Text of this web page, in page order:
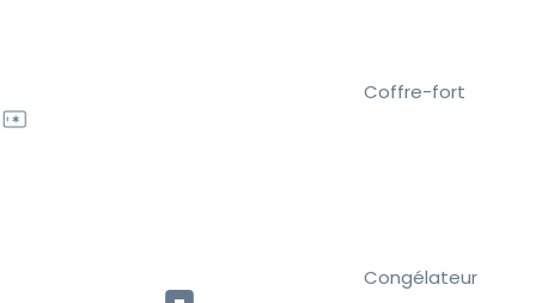
Coffre-fort
Congélateur